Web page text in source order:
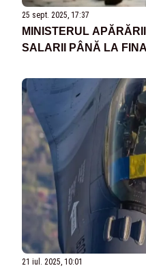
25 sept. 2025, 17:37
MINISTERUL
SALARII PÂNĂ LA
21 iul. 2025, 10:01